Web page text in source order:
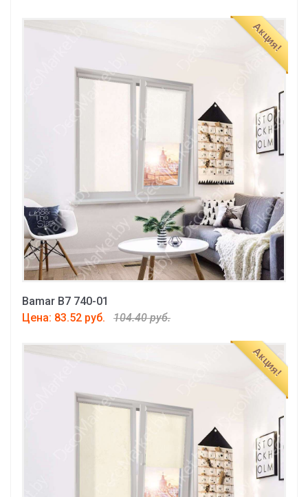
Акция!
Bamar B7 740-01
Цена: 83.52 руб.
104.40 руб.
Акция!